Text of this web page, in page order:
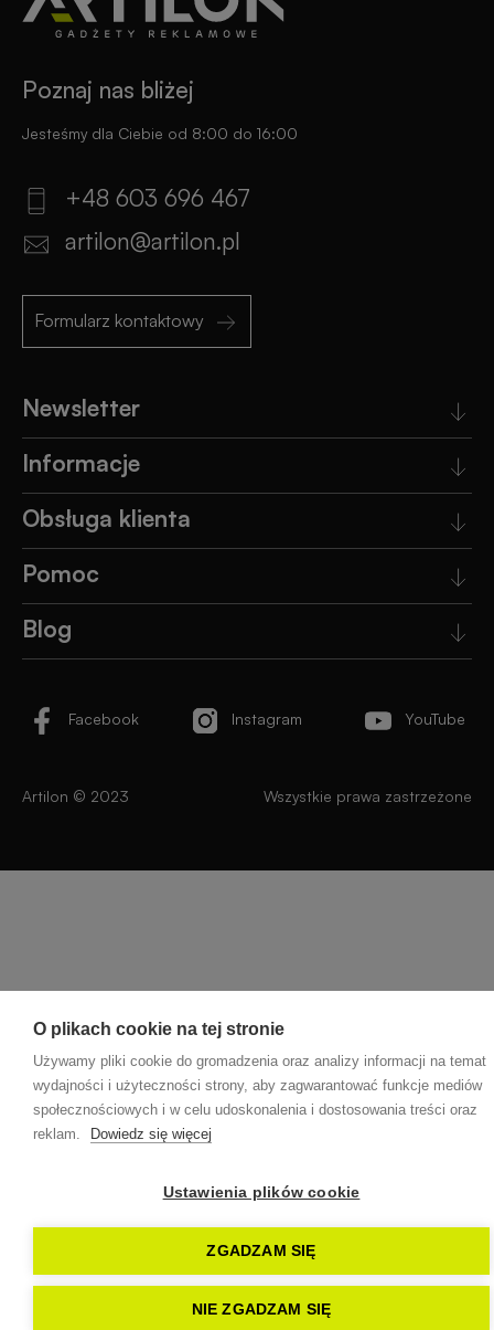
O plikach cookie na tej stronie
Używamy pliki cookie do gromadzenia oraz analizy informacji na temat
wydajności i użyteczności strony, aby zagwarantować funkcje mediów
społecznościowych i w celu udoskonalenia i dostosowania treści oraz
reklam.
Dowiedz się więcej
Ustawienia plików cookie
ZGADZAM SIĘ
NIE ZGADZAM SIĘ
Poznaj nas bliżej
Jesteśmy dla Ciebie od 8:00 do 16:00
+48 603 696 467
artilon@artilon.pl
Formularz kontaktowy
Newsletter
Informacje
Obsługa klienta
Pomoc
Blog
Facebook Instagram YouTube
Artilon © 2023 Wszystkie prawa zastrzeżone